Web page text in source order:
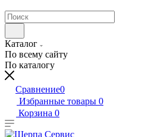
Каталог
По всему сайту
По каталогу
Сравнение0
Избранные товары 0
Корзина 0